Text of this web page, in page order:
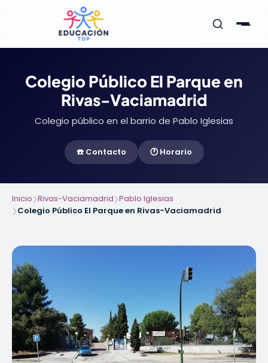
Colegio Público El Parque en
Rivas-Vaciamadrid
Colegio público en el barrio de Pablo Iglesias
☎️ Contacto 🕐 Horario
Inicio❯Rivas-Vaciamadrid❯Pablo Iglesias
❯Colegio Público El Parque en Rivas-Vaciamadrid